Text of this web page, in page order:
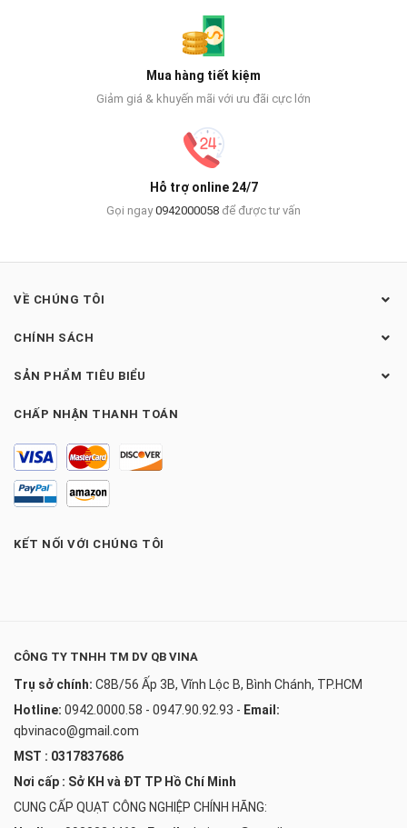
Mua hàng tiết kiệm
Giảm giá & khuyến mãi với ưu đãi cực lớn
Hỗ trợ online 24/7
Gọi ngay0942000058 để được tư vấn
VỀ CHÚNG TÔI
CHÍNH SÁCH
SẢN PHẨM TIÊU BIỂU
CHẤP NHẬN THANH TOÁN
KẾT NỐI VỚI CHÚNG TÔI
CÔNG TY TNHH TM DV QB VINA
Trụ sở chính: C8B/56 Ấp 3B, Vĩnh Lộc B, Bình Chánh, TP.HCM
Hotline: 0942.0000.58 - 0947.90.92.93 - Email:
qbvinaco@gmail.com
MST : 0317837686
Nơi cấp : Sở KH và ĐT TP Hồ Chí Minh
CUNG CẤP QUẠT CÔNG NGHIỆP CHÍNH HÃNG: